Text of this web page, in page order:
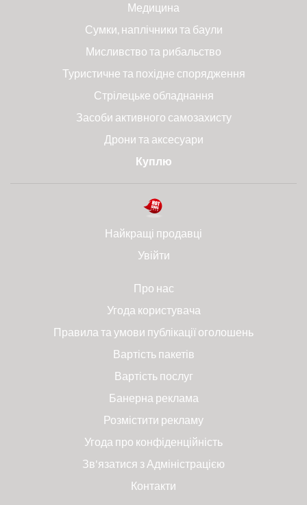
Медицина
Сумки, наплічники та баули
Мисливство та рибальство
Туристичне та похідне спорядження
Стрілецьке обладнання
Засоби активного самозахисту
Дрони та аксесуари
Куплю
Найкращі продавці
Увійти
Про нас
Угода користувача
Правила та умови публікації оголошень
Вартість пакетів
Вартість послуг
Банерна реклама
Розмістити рекламу
Угода про конфіденційність
Зв'язатися з Адміністрацією
Контакти